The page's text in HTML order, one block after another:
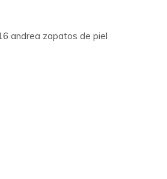
andrea zapatos de piel